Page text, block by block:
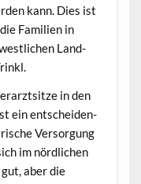
kann. Dies ist
Fam­i­lien in
Land­
in den
ein entschei­den­
Ver­sorgung
im nördlichen
aber die